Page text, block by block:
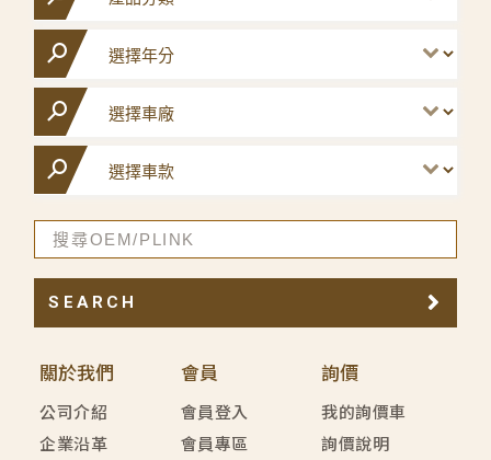
關於我們
公司介紹
企業沿革
會員
會員登入
會員專區
詢價
我的詢價車
詢價說明
SEARCH